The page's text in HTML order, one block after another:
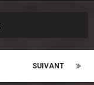
SUIVANT